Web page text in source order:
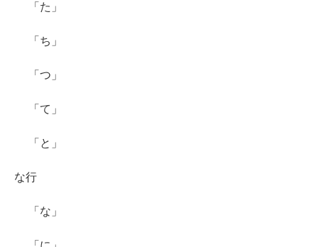
「た」
「ち」
「つ」
「て」
「と」
な行
「な」